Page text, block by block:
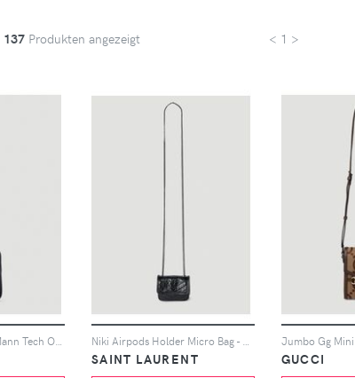
137 Produkten angezeigt < 1 >
Curb Phone Case - Mann Tech One Size Niki Airpods Holder Micro Bag - Frau Tech One Size
SAINT LAURENT GUCCI